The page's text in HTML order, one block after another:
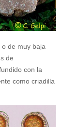
de muy baja
de
con la
como criadilla